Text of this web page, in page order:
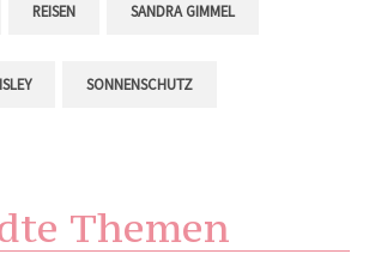
REISEN SANDRA GIMMEL
SONNENSCHUTZ
Themen